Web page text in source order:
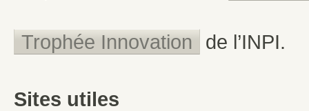
Trophée Innovation de l’INPI.
Sites utiles